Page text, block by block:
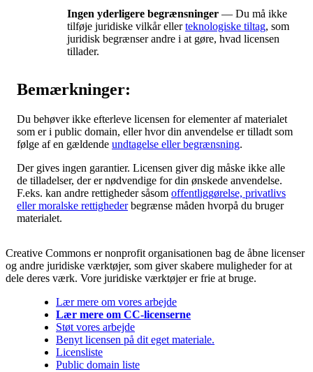
Ingen yderligere begrænsninger — Du må ikke
tilføje juridiske vilkår ellerteknologiske tiltag, som
juridisk begrænser andre i at gøre, hvad licensen
tillader.
Bemærkninger:
Du behøver ikke efterleve licensen for elementer af materialet
som er i public domain, eller hvor din anvendelse er tilladt som
følge af en gældende undtagelse eller begrænsning.
Der gives ingen garantier. Licensen giver dig måske ikke alle
de tilladelser, der er nødvendige for din ønskede anvendelse.
F.eks. kan andre rettigheder såsom offentliggørelse, privatlivs
eller moralske rettighederbegrænse måden hvorpå du bruger
materialet.
Creative Commons er nonprofit organisationen bag de åbne licenser
og andre juridiske værktøjer, som giver skabere muligheder for at
dele deres værk. Vore juridiske værktøjer er frie at bruge.
Lær mere om vores arbejde
Lær mere om CC-licenserne
Støt vores arbejde
Benyt licensen på dit eget materiale.
Licensliste
Public domain liste